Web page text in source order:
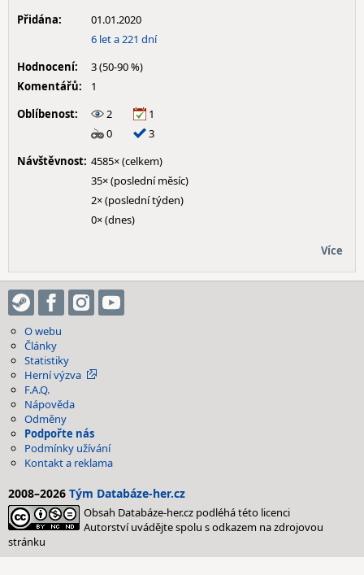
Přidána:
01.01.2020
6 let a 221 dní
Hodnocení:
3 (50-90 %)
Komentářů:
1
Oblíbenost:
2
1
0
3
Návštěvnost: 4585× (celkem)
35× (poslední měsíc)
2× (poslední týden)
0× (dnes)
Více
O webu
Články
Statistiky
Herní výzva
F.A.Q.
Nápověda
Odměny
Podpořte nás
Podmínky užívání
Kontakt a reklama
2008–2026 Tým Databáze-her.cz
Obsah Databáze-her.cz podléhá této licenci
Autorství uvádějte spolu s odkazem na zdrojovou
stránku